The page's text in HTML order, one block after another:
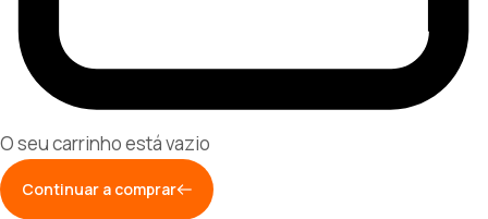
O seu carrinho está vazio
Continuar a comprar